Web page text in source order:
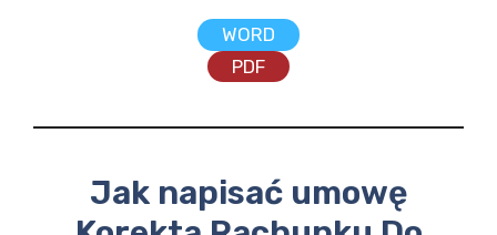
WORD
PDF
Jak napisać umowę